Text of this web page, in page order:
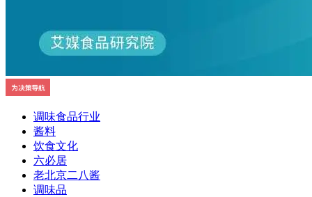
调味食品行业
酱料
饮食文化
六必居
老北京二八酱
调味品